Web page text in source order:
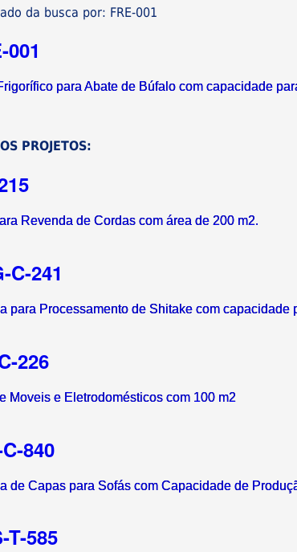
da busca por: FRE-001
001
para Abate de Búfalo com capacidade
PROJETOS:
Revenda de Cordas com área de 200 m2.
C-241
para Processamento de Shitake com capacidade
226
Moveis e Eletrodomésticos com 100 m2
840
de Capas para Sofás com Capacidade de
T-585